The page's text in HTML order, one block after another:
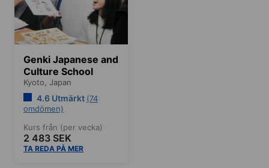
Genki Japanese and
Culture School
Kyoto, Japan
4.6 Utmärkt (74
omdömen)
Kurs från (per vecka)
2 483 SEK
TA REDA PÅ MER